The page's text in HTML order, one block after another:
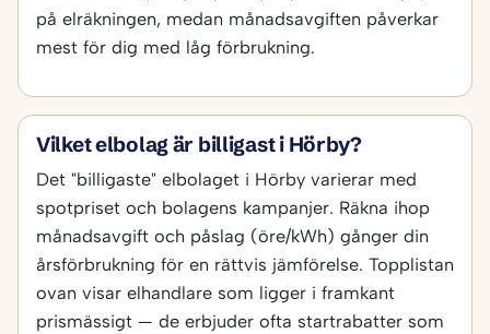
på elräkningen, medan månadsavgiften påverkar
mest för dig med låg förbrukning.
Vilket elbolag är billigast i Hörby?
Det "billigaste" elbolaget i Hörby varierar med
spotpriset och bolagens kampanjer. Räkna ihop
månadsavgift och påslag (öre/kWh) gånger din
årsförbrukning för en rättvis jämförelse. Topplistan
ovan visar elhandlare som ligger i framkant
prismässigt — de erbjuder ofta startrabatter som